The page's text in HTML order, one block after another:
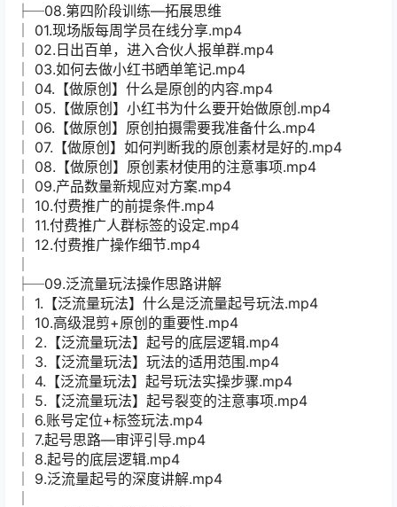
├─08.第四阶段训练—拓展思维
│ 01.现场版每周学员在线分享.mp4
│ 02.日出百单，进入合伙人报单群.mp4
│ 03.如何去做小红书晒单笔记.mp4
│ 04.【做原创】什么是原创的内容.mp4
│ 05.【做原创】小红书为什么要开始做原创.mp4
│ 06.【做原创】原创拍摄需要我准备什么.mp4
│ 07.【做原创】如何判断我的原创素材是好的.mp4
│ 08.【做原创】原创素材使用的注意事项.mp4
│ 09.产品数量新规应对方案.mp4
│ 10.付费推广的前提条件.mp4
│ 11.付费推广人群标签的设定.mp4
│ 12.付费推广操作细节.mp4
├─09.泛流量玩法操作思路讲解
│ 1.【泛流量玩法】什么是泛流量起号玩法.mp4
│ 10.高级混剪+原创的重要性.mp4
│ 2.【泛流量玩法】起号的底层逻辑.mp4
│ 3.【泛流量玩法】玩法的适用范围.mp4
│ 4.【泛流量玩法】起号玩法实操步骤.mp4
│ 5.【泛流量玩法】起号裂变的注意事项.mp4
│ 6.账号定位+标签玩法.mp4
│ 7.起号思路—审评引导.mp4
│ 8.起号的底层逻辑.mp4
│ 9.泛流量起号的深度讲解.mp4